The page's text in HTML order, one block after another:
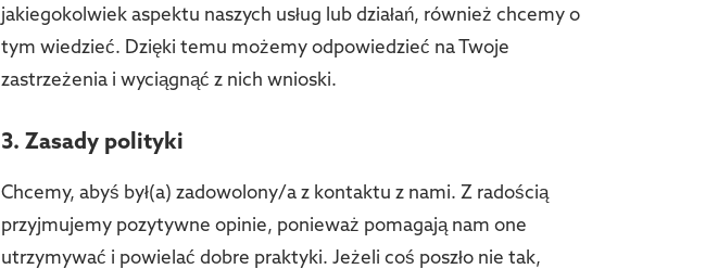
jakiegokolwiek aspektu naszych usług lub działań, również chcemy o
tym wiedzieć. Dzięki temu możemy odpowiedzieć na Twoje
zastrzeżenia i wyciągnąć z nich wnioski.
3. Zasady polityki
Chcemy, abyś był(a) zadowolony/a z kontaktu z nami. Z radością
przyjmujemy pozytywne opinie, ponieważ pomagają nam one
utrzymywać i powielać dobre praktyki. Jeżeli coś poszło nie tak,